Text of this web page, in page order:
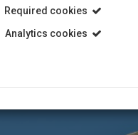
και
Required cookies
Analytics cookies